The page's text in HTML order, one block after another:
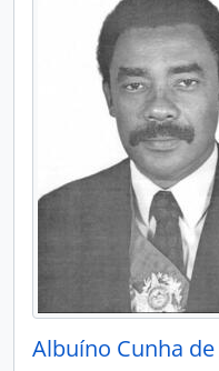
Albuíno Cunha